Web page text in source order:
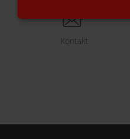
Kontakt